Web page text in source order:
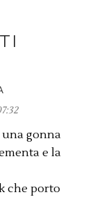
gonna
e la
che porto